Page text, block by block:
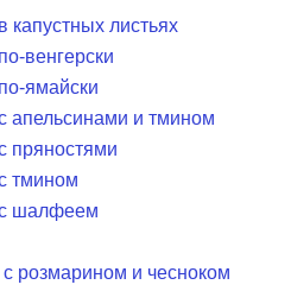
листьях
венгерски
ямайски
апельсинами и тмином
пряностями
тмином
шалфеем
розмарином и чесноком